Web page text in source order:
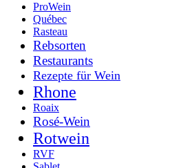
ProWein
Québec
Rasteau
Rebsorten
Restaurants
Rezepte für Wein
Rhone
Roaix
Rosé-Wein
Rotwein
RVF